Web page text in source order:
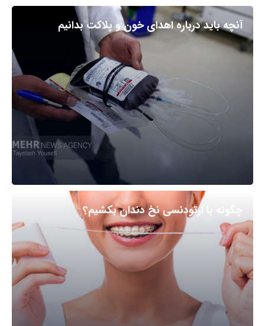
آنچه باید درباره اهدای خون و پلاکت بدانیم
چگونه با ارتودنسی نخ دندان بکشیم؟